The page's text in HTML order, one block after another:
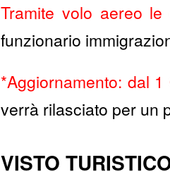
Tramite volo aereo le
funzionario
*Aggiornamento: dal
verrà rilasciato per un
VISTO